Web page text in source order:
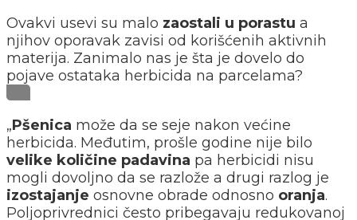
Ovakvi usevi su malo zaostali u porastu a
njihov oporavak zavisi od korišćenih aktivnih
materija. Zanimalo nas je šta je dovelo do
pojave ostataka herbicida na parcelama?
„Pšenica može da se seje nakon većine
herbicida. Međutim, prošle godine nije bilo
velike količine padavina pa herbicidi nisu
mogli dovoljno da se razlože a drugi razlog je
izostajanje osnovne obrade odnosno oranja.
Poljoprivrednici često pribegavaju redukovanoj